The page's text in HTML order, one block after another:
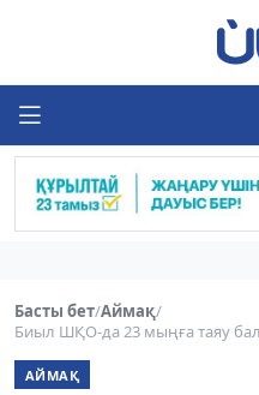
Басты бет/Аймақ/
Биыл ШҚО-да 23 мыңға таяу
АЙМАҚ